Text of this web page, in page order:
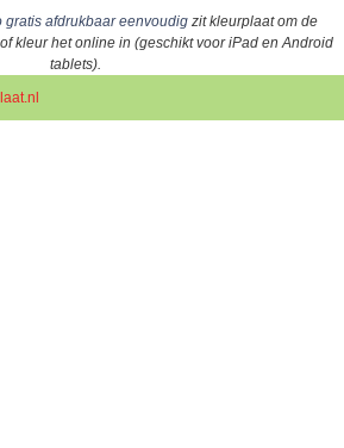
gratis afdrukbaar eenvoudigzit kleurplaat om de
kleur het online in (geschikt voor iPad en Android
tablets).